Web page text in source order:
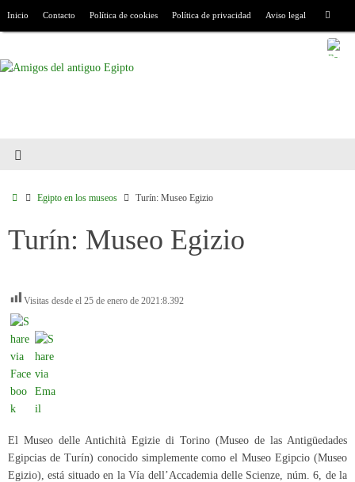
Inicio Contacto Política de cookies Política de privacidad Aviso legal
Egipto en los museos Turín: Museo Egizio
Turín: Museo Egizio
Visitas desde el 25 de enero de 2021:8.392
El Museo delle Antichità Egizie di Torino (Museo de las Antigüedades
Egipcias de Turín) conocido simplemente como el Museo Egipcio (Museo
Egizio), está situado en la Vía dell’Accademia delle Scienze, núm. 6, de la